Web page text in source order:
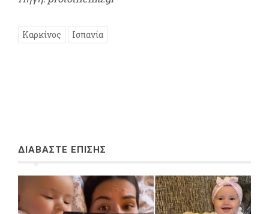
Καρκίνος Ισπανία
ΔΙΑΒΑΣΤΕ ΕΠΙΣΗΣ